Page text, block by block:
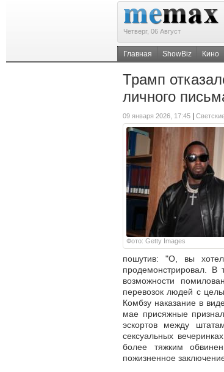
Четверг, 06 Август
Главная ShowBiz Кино
Трамп
личного
09 января 2026, 17:45
Фото: Getty Images
пошутив: "О, вы
продемонстрировал. В
возможности
перевозок людей с
Комбзу наказание в
мае присяжные
эскортов между
сексуальных
более тяжким
пожизненное